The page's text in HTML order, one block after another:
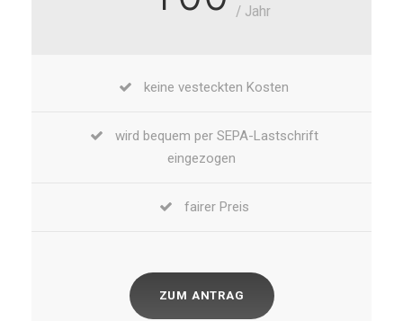
/ Jahr
keine vesteckten Kosten
wird bequem per SEPA-Lastschrift
eingezogen
fairer Preis
ZUM ANTRAG